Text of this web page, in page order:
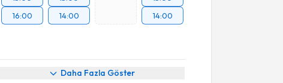
16:00
14:00
14:00
Daha Fazla Göster